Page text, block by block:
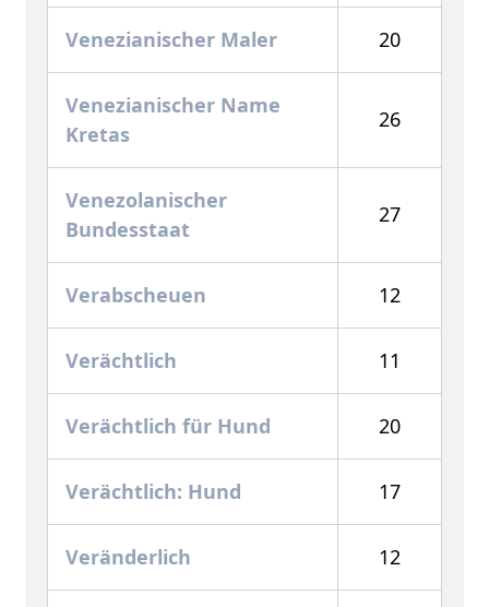
Venezianischer Maler 20
Venezianischer Name
Kretas
26
Venezolanischer
Bundesstaat
27
Verabscheuen 12
Verächtlich 11
Verächtlich für Hund 20
Verächtlich: Hund 17
Veränderlich 12